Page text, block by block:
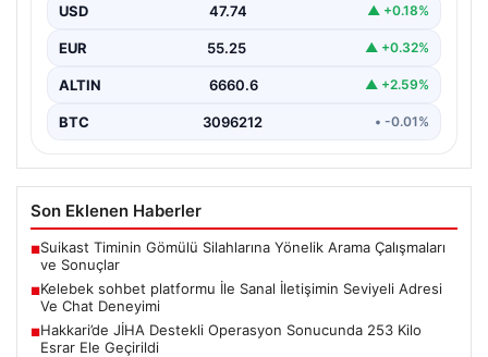
İnternet çağında insanların kaliteli bir tarzda irtibat
USD 47.74 ▲ +0.18%
EUR 55.25 ▲ +0.32%
ALTIN 6660.6 ▲ +2.59%
BTC 3096212 • -0.01%
Son Eklenen Haberler
■Suikast Timinin Gömülü Silahlarına Yönelik Arama Çalışmaları
ve Sonuçlar
■Kelebek sohbet platformu İle Sanal İletişimin Seviyeli Adresi
Ve Chat Deneyimi
■Hakkari’de JİHA Destekli Operasyon Sonucunda 253 Kilo
Esrar Ele Geçirildi